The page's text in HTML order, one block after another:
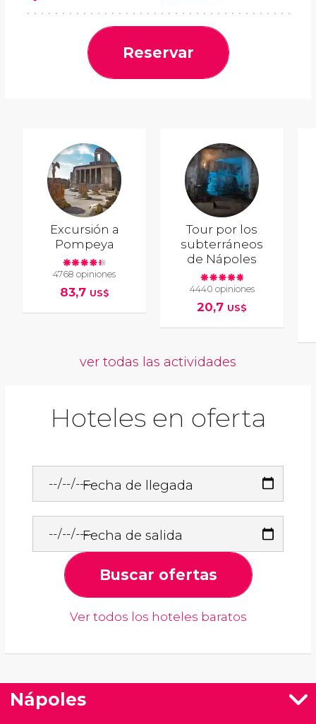
Reservar
Excursión a
Pompeya
4768 opiniones
83,7 US$
Tour por los
subterráneos
de Nápoles
4440 opiniones
20,7 US$
ver todas las actividades
Hoteles en oferta
Fecha de llegada
Fecha de salida
Buscar ofertas
Ver todos los hoteles baratos
Nápoles